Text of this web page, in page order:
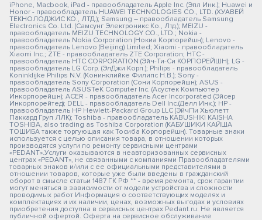
iPhone, Macbook, iPad - правообладатель Apple Inc. (Эпл Инк.); Huawei и
Honor - правообладатель HUAWEI TECHNOLOGIES CO., LTD. (ХУАВЕЙ
ТЕКНОЛОДЖИС КО., ЛТД.); Samsung – правообладатель Samsung
Electronics Co. Ltd. (Самсунг Электроникс Ко., Лтд.); MEIZU -
правообладатель MEIZU TECHNOLOGY CO., LTD.; Nokia -
правообладатель Nokia Corporation (Нокиа Корпорейшн); Lenovo -
правообладатель Lenovo (Beijing) Limited; Xiaomi - правообладатель
Xiaomi Inc.; ZTE - правообладатель ZTE Corporation; HTC -
правообладатель HTC CORPORATION (Эйч-Ти-Си КОРПОРЕЙШН); LG -
правообладатель LG Corp. (ЭлДжи Корп.); Philips - правообладатель
Koninklijke Philips N.V. (Конинклийке Филипс Н.В.); Sony -
правообладатель Sony Corporation (Сони Корпорейшн); ASUS -
правообладатель ASUSTeK Computer Inc. (Асустек Компьютер
Инкорпорейшн); ACER - правообладатель Acer Incorporated (Эйсер
Инкорпорейтед); DELL - правообладатель Dell Inc.(Делл Инк.); HP -
правообладатель HP Hewlett-Packard Group LLC (ЭйчПи Хьюлетт
Паккард Груп ЛЛК); Toshiba - правообладатель KABUSHIKI KAISHA
TOSHIBA, also trading as Toshiba Corporation (КАБУШИКИ КАЙША
ТОШИБА также торгующая как Тосиба Корпорейшн). Товарные знаки
используется с целью описания товара, в отношении которых
производятся услуги по ремонту сервисными центрами
«PEDANT».Услуги оказываются в неавторизованных сервисных
центрах «PEDANT», не связанными с компаниями Правообладателями
товарных знаков и/или с ее официальными представителями в
отношении товаров, которые уже были введены в гражданский
оборот в смысле статьи 1487 ГК РФ ** - время ремонта, срок гарантии
могут меняться в зависимости от модели устройства и сложности
проводимых работ Информация о соответствующих моделях и
комплектациях и их наличии, ценах, возможных выгодах и условиях
приобретения доступна в сервисных центрах Pedant.ru. Не является
публичной офертой. Оферта на сервисное обслуживание